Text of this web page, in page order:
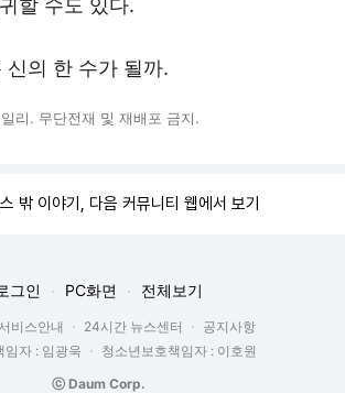
할 수도 있다.
신의 한 수가 될까.
리. 무단전재 및 재배포 금지.
밖 이야기, 다음 커뮤니티 웹에서 보기
그인 PC화면 전체보기
비스안내 24시간 뉴스센터
공지사항
임자 : 임광욱
청소년보호책임자 : 이호원
ⓒ Daum Corp.